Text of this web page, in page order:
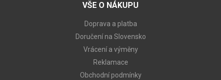
VŠE O NÁKUPU
Doprava a platba
Doručení na Slovensko
Vrácení a výměny
Reklamace
Obchodní podmínky